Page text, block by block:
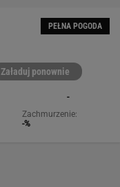
PEŁNA POGODA
Załaduj ponownie
-
Zachmurzenie:
-%